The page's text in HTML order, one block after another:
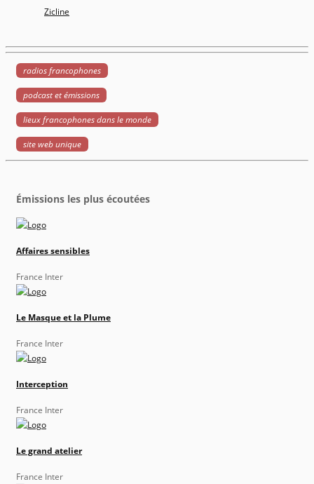
Zicline
radios francophones
podcast et émissions
lieux francophones dans le monde
site web unique
Émissions les plus écoutées
Affaires sensibles
France Inter
Le Masque et la Plume
France Inter
Interception
France Inter
Le grand atelier
France Inter